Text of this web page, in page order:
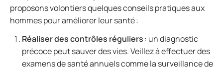
proposons volontiers quelques conseils pratiques aux
hommes pour améliorer leur santé :
Réaliser des contrôles réguliers: un diagnostic
précoce peut sauver des vies. Veillez à effectuer des
examens de santé annuels comme la surveillance de